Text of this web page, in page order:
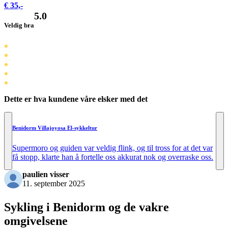
€ 35,-
Veldig bra
5.0
Dette er hva kundene våre elsker med det
Benidorm Villajoyosa El-sykkeltur
Supermoro og guiden var veldig flink, og til tross for at det var
få stopp, klarte han å fortelle oss akkurat nok og overraske oss.
paulien visser
11. september 2025
Sykling i Benidorm og de vakre
omgivelsene